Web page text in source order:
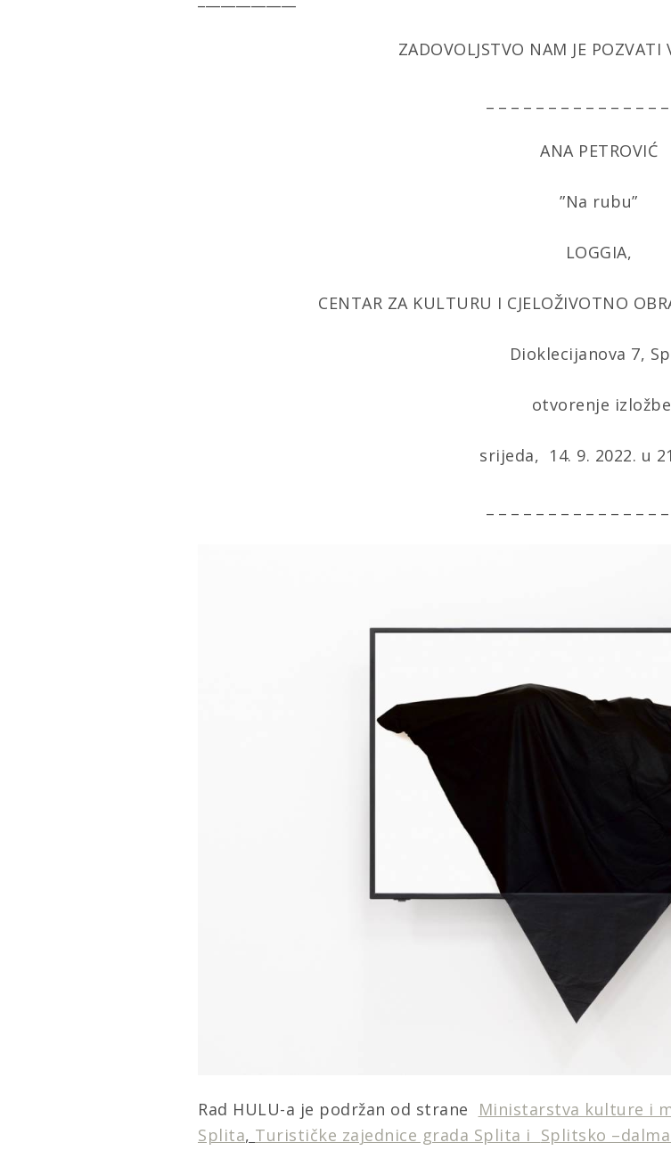
ZADOVOLJSTVO NAM JE POZVATI
ANA PETROVIĆ
”Na rubu”
LOGGIA,
CENTAR ZA KULTURU I CJELOŽIVOTNO
Dioklecijanova 7,
otvorenje izložbe
srijeda, 14. 9. 2022. u
Rad HULU-a je podržan od strane Ministarstva kulture i
Splita, Turističke zajednice grada Splita i Splitsko